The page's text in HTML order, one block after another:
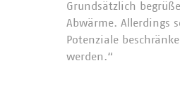
Grundsätzlich
Abwärme. Allerdings
Potenziale
werden.“